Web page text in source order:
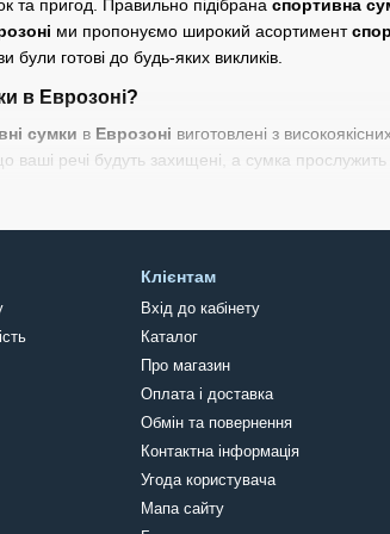
та пригод. Правильно підібрана спортивна
ми пропонуємо широкий асортимент
були готові до будь-яких викликів.
в Еврозоні?
сумки в Еврозоні виготовлені з
речі будуть захищені, а сумка прослужить
пропонуємо широкий вибір
залу, місткіспортивні сумки для
оснащені міцними ручками та
представлені у різноманітних кольорах та
індивідуальність.
спортивні сумки
доступними для кожного.
Клієнтам
Вхід до кабінету
Каталог
Про магазин
Оплата і доставка
Обмін та повернення
Контактна інформація
Угода користувача
Мапа сайту